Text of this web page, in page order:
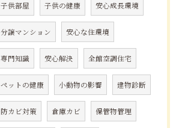
子供部屋 子供の健康 安心成長環境
分譲マンション 安心な住環境
専門知識 安心解決 全館空調住宅
ペットの健康 小動物の影響 建物診断
防カビ対策 倉庫カビ 保管物管理